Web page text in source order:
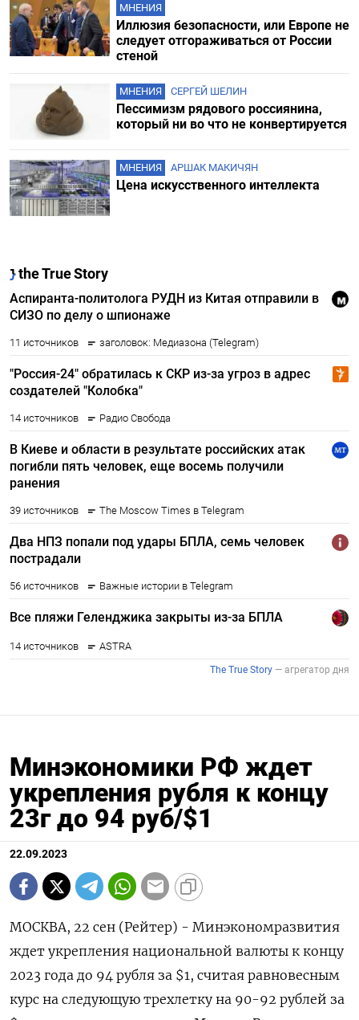
МНЕНИЯ
Иллюзия безопасности, или Европе не
следует отгораживаться от России
стеной
МНЕНИЯ СЕРГЕЙ ШЕЛИН
Пессимизм рядового россиянина,
который ни во что не конвертируется
МНЕНИЯ АРШАК МАКИЧЯН
Цена искусственного интеллекта
Минэкономики РФ ждет
укрепления рубля к концу
23г до 94 руб/$1
22.09.2023
МОСКВА, 22 сен (Рейтер) - Минэкономразвития
ждет укрепления национальной валюты к концу
2023 года до 94 рубля за $1, считая равновесным
курс на следующую трехлетку на 90-92 рублей за